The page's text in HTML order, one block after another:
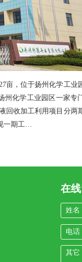
亩，位于扬州化学工业
州化学工业园区一家专
回收加工利用项目分两
一期工…
在
姓名
电话
其它